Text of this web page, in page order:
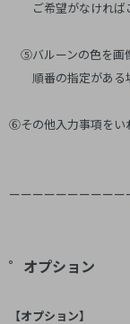
ご希望がなければ
⑤バルーンの色を画
順番の指定がある
⑥その他入力事項をい
ーーーーーーーーー
゜オプション
【オプション】